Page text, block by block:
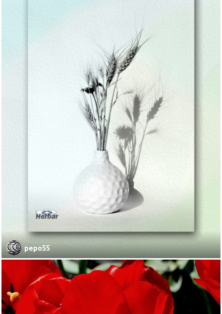
pepo55